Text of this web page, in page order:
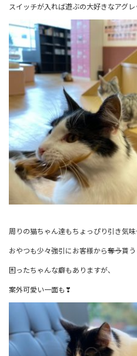
スイッチが入れば遊ぶの大好きなアグ
周りの猫ちゃん達もちょっぴり引き気
おやつも少々強引にお客様から奪う貰う
困ったちゃんな癖もありますが、
案外可愛い一面も❣